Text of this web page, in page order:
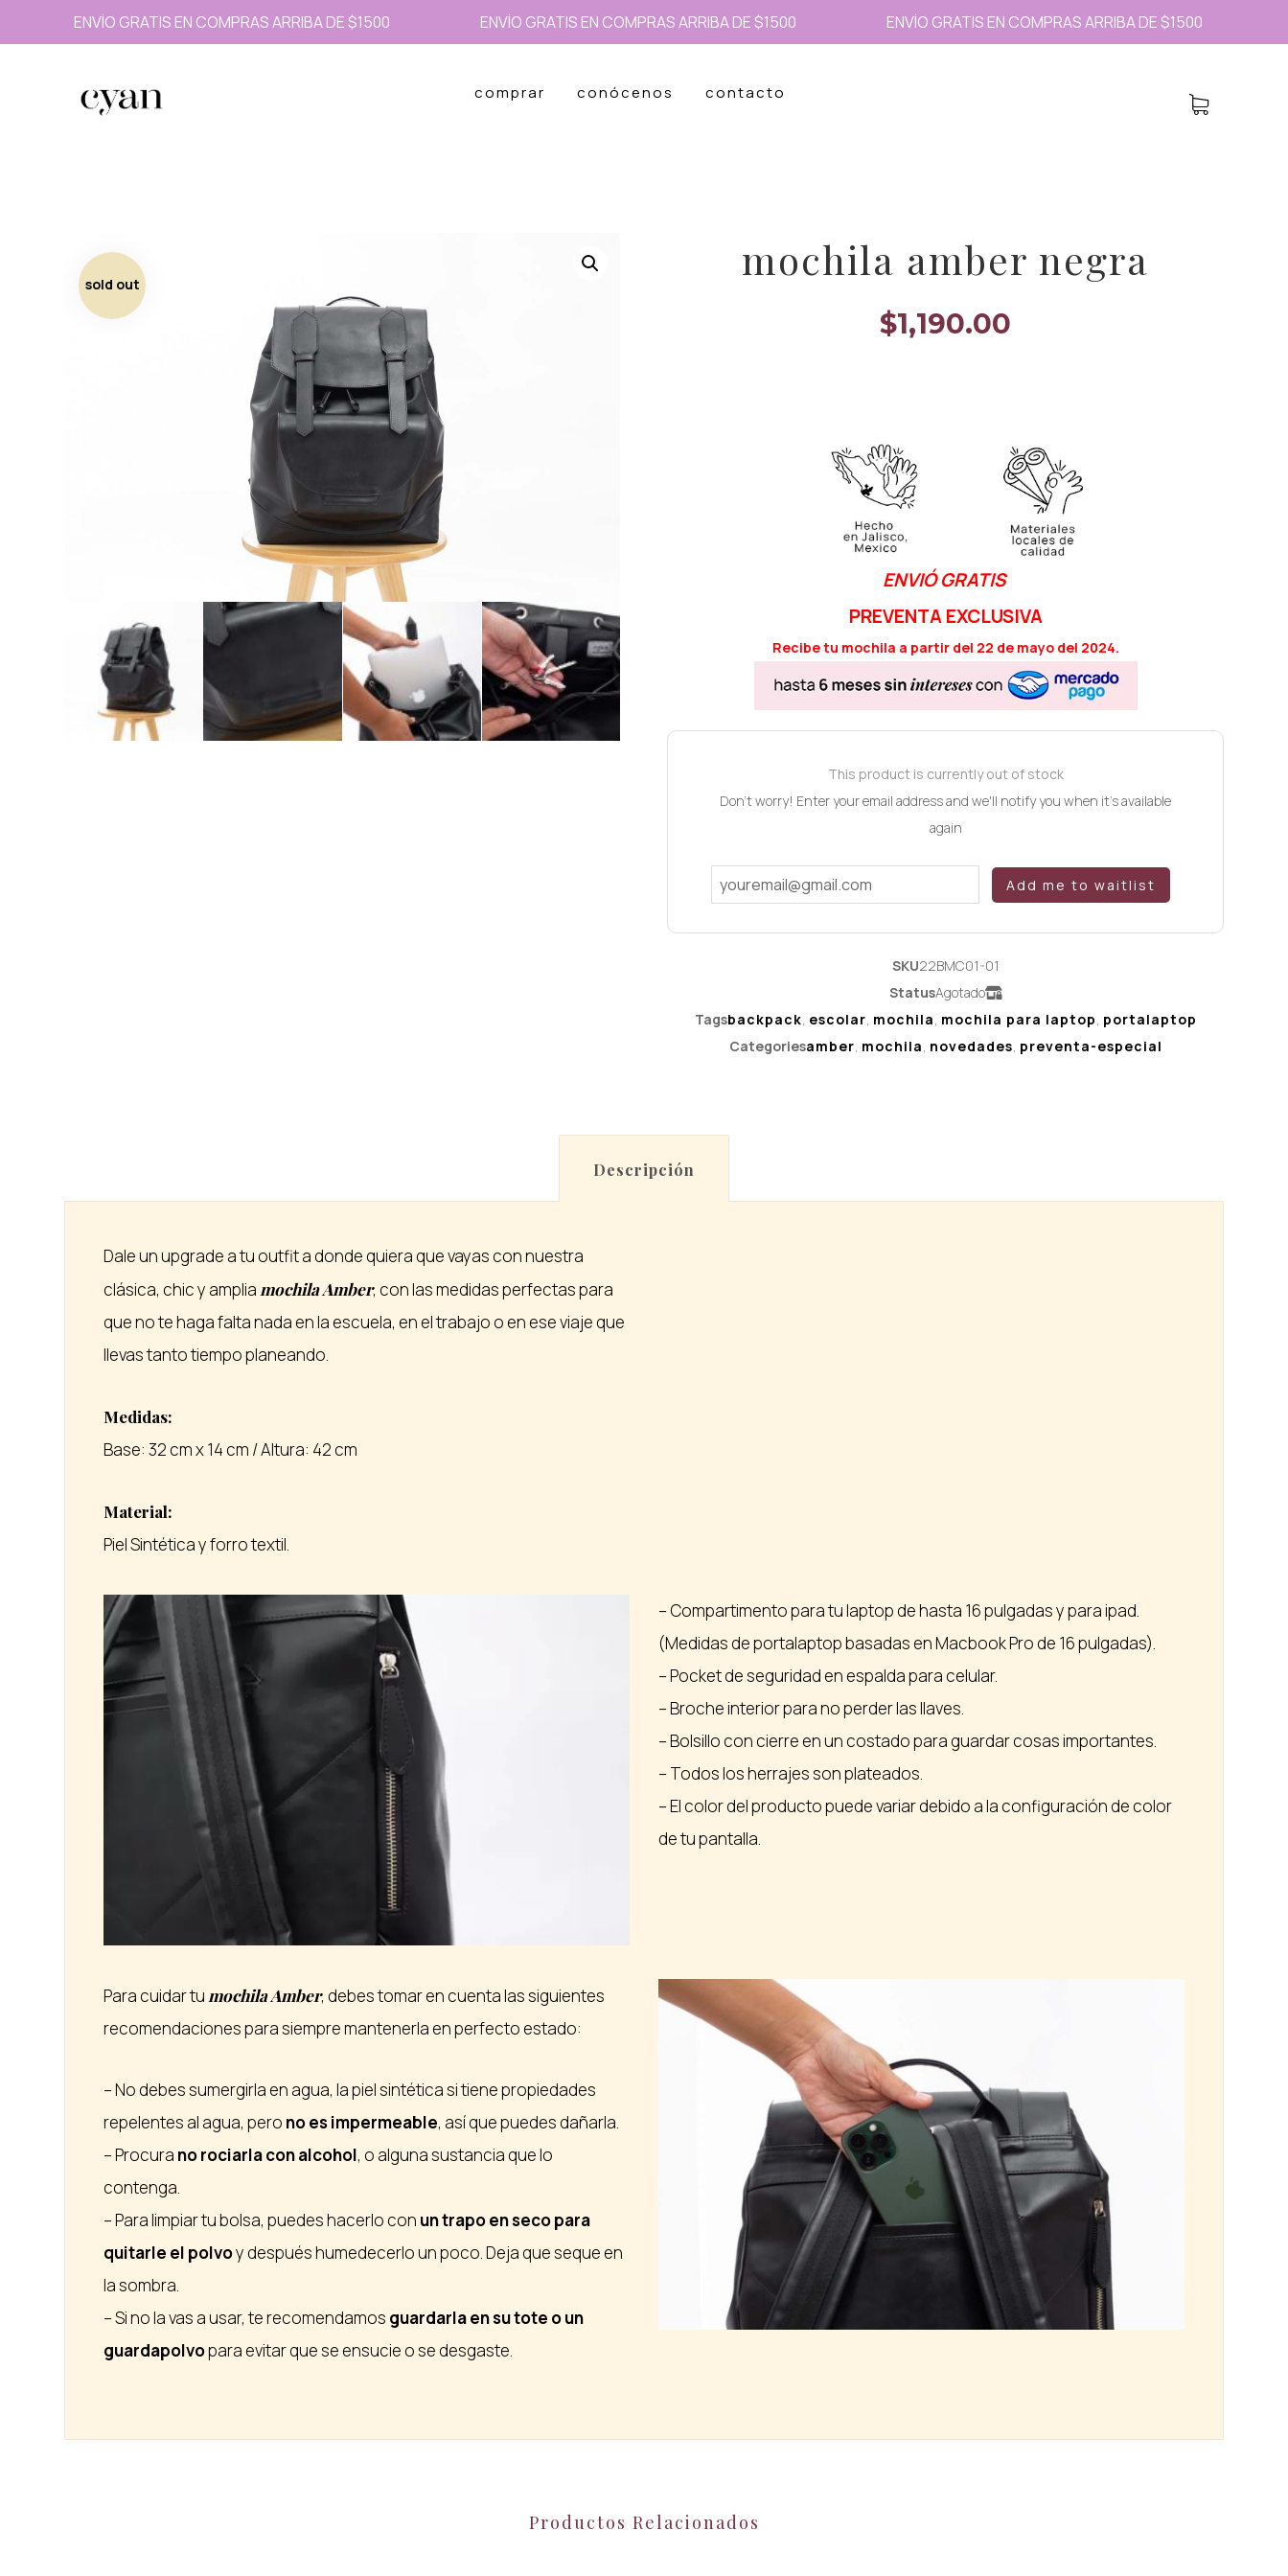
ENVÍO GRATIS EN COMPRAS ARRIBA DE $1500 ENVÍO GRATIS EN COMPRAS ARRIBA DE $1500 ENVÍO GRATIS EN COMPRAS ARRIBA DE $1500
comprar conócenos contacto
sold out mochila amber negra
$1,190.00
ENVIÓ GRATIS
PREVENTA EXCLUSIVA
Recibe tu mochila a partir del 22 de mayo del 2024.
This product is currently out of stock
Don't worry! Enter your email address and we'll notify you when it's available
again
Add me to waitlist
SKU22BMC01-01
StatusAgotado
Tagsbackpack escolar mochila mochila para laptop portalaptop
Categoriesamber mochila novedades preventa-especial
Descripción
Dale un upgrade a tu outfit a donde quiera que vayas con nuestra
clásica, chic y ampliamochila Amber, con las medidas perfectas para
que no te haga falta nada en la escuela, en el trabajo o en ese viaje que
llevas tanto tiempo planeando.
Medidas:
Base: 32 cm x 14 cm / Altura: 42 cm
Material:
Piel Sintética y forro textil.
– Compartimento para tu laptop de hasta 16 pulgadas y para ipad.
(Medidas de portalaptop basadas en Macbook Pro de 16 pulgadas).
– Pocket de seguridad en espalda para celular.
– Broche interior para no perder las llaves.
– Bolsillo con cierre en un costado para guardar cosas importantes.
– Todos los herrajes son plateados.
– El color del producto puede variar debido a la configuración de color
de tu pantalla.
Para cuidar tumochila Amber, debes tomar en cuenta las siguientes
recomendaciones para siempre mantenerla en perfecto estado:
– No debes sumergirla en agua, la piel sintética si tiene propiedades
repelentes al agua, pero no es impermeable, así que puedes dañarla.
– Procura no rociarla con alcohol, o alguna sustancia que lo
contenga.
– Para limpiar tu bolsa, puedes hacerlo con un trapo en seco para
quitarle el polvoy después humedecerlo un poco. Deja que seque en
la sombra.
– Si no la vas a usar, te recomendamos guardarla en su tote o un
guardapolvopara evitar que se ensucie o se desgaste.
Productos Relacionados